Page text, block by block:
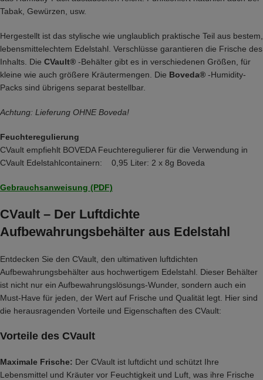
Tabak, Gewürzen, usw.
Hergestellt ist das stylische wie unglaublich praktische Teil aus bestem,
lebensmittelechtem Edelstahl. Verschlüsse garantieren die Frische des
Inhalts. Die CVault® -Behälter gibt es in verschiedenen Größen, für
kleine wie auch größere Kräutermengen. Die Boveda® -Humidity-
Packs sind übrigens separat bestellbar.
Achtung: Lieferung OHNE Boveda!
Feuchteregulierung
CVault empfiehlt BOVEDA Feuchteregulierer für die Verwendung in
CVault Edelstahlcontainern: 0,95 Liter: 2 x 8g Boveda
Gebrauchsanweisung (PDF)
CVault – Der Luftdichte
Aufbewahrungsbehälter aus Edelstahl
Entdecken Sie den CVault, den ultimativen luftdichten
Aufbewahrungsbehälter aus hochwertigem Edelstahl. Dieser Behälter
ist nicht nur ein Aufbewahrungslösungs-Wunder, sondern auch ein
Must-Have für jeden, der Wert auf Frische und Qualität legt. Hier sind
die herausragenden Vorteile und Eigenschaften des CVault:
Vorteile des CVault
Maximale Frische: Der CVault ist luftdicht und schützt Ihre
Lebensmittel und Kräuter vor Feuchtigkeit und Luft, was ihre Frische